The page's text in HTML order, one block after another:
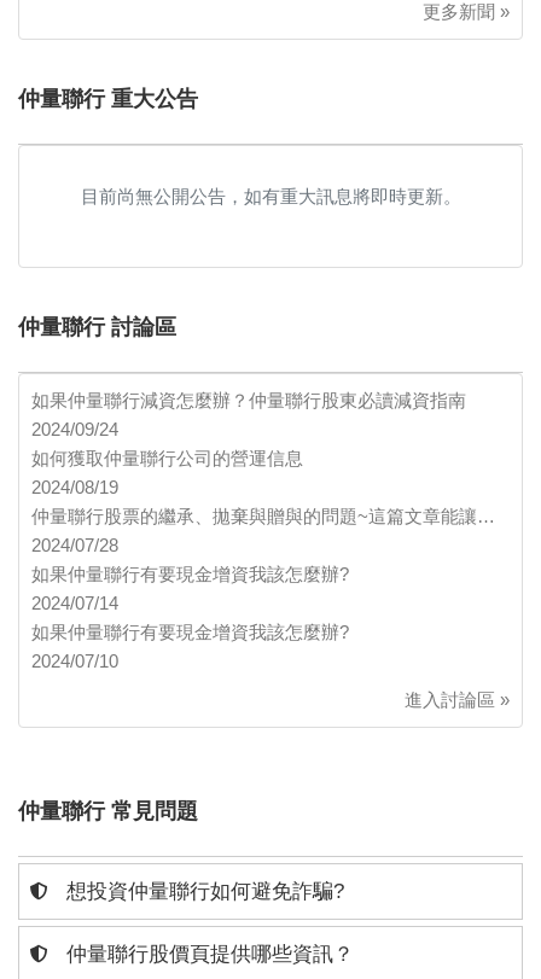
更多新聞 »
仲量聯行 重大公告
目前尚無公開公告，如有重大訊息將即時更新。
仲量聯行 討論區
如果仲量聯行減資怎麼辦？仲量聯行股東必讀減資指南
2024/09/24
如何獲取仲量聯行公司的營運信息
2024/08/19
仲量聯行股票的繼承、拋棄與贈與的問題~這篇文章能讓…
2024/07/28
如果仲量聯行有要現金增資我該怎麼辦?
2024/07/14
如果仲量聯行有要現金增資我該怎麼辦?
2024/07/10
進入討論區 »
仲量聯行 常見問題
想投資仲量聯行如何避免詐騙?
仲量聯行股價頁提供哪些資訊？